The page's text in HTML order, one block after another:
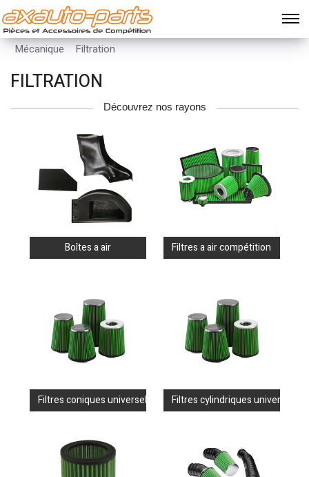
Mécanique Filtration
FILTRATION
Découvrez nos rayons
Boîtes a air Filtres a air compétition
Filtres coniques universels Filtres cylindriques universels